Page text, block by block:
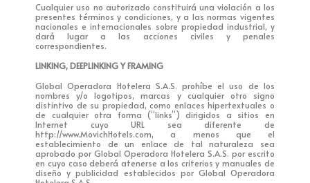
Cualquier uso no autorizado constituirá una violación a los
presentes términos y condiciones, y a las normas vigentes
nacionales e internacionales sobre propiedad industrial, y
dará lugar a las acciones civiles y penales
correspondientes.
LINKING, DEEPLINKING Y FRAMING
Global Operadora Hotelera S.A.S. prohíbe el uso de los
nombres y/o logotipos, marcas y cualquier otro signo
distintivo de su propiedad, como enlaces hipertextuales o
de cualquier otra forma (“links”) dirigidos a sitios en
Internet cuyo URL sea diferente de
http://www.MovichHotels.com, a menos que el
establecimiento de un enlace de tal naturaleza sea
aprobado por Global Operadora Hotelera S.A.S. por escrito
en cuyo caso deberá atenerse a los criterios y manuales de
diseño y publicidad establecidos por Global Operadora